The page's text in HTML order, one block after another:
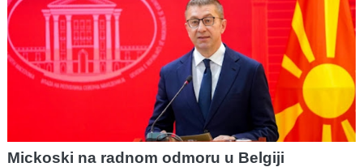
Mickoski na radnom odmoru u Belgiji